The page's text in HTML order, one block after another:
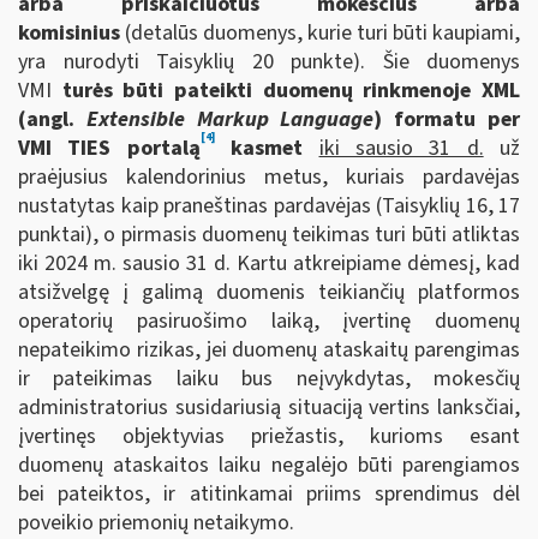
komisinius (detalūs duomenys, kurie turi būti kaupiami,
yra nurodyti Taisyklių 20 punkte). Šie duomenys
VMI turės būti pateikti duomenų rinkmenoje XML
(angl. Extensible Markup Language) formatu per
VMI TIES portalą[4]kasmetiki sausio 31 d.už
praėjusius kalendorinius metus, kuriais pardavėjas
nustatytas kaip praneštinas pardavėjas (Taisyklių 16, 17
punktai), o pirmasis duomenų teikimas turi būti atliktas
iki 2024 m. sausio 31 d. Kartu atkreipiame dėmesį, kad
atsižvelgę į galimą duomenis teikiančių platformos
operatorių pasiruošimo laiką, įvertinę duomenų
nepateikimo rizikas, jei duomenų ataskaitų parengimas
ir pateikimas laiku bus neįvykdytas, mokesčių
administratorius susidariusią situaciją vertins lanksčiai,
įvertinęs objektyvias priežastis, kurioms esant
duomenų ataskaitos laiku negalėjo būti parengiamos
bei pateiktos, ir atitinkamai priims sprendimus dėl
poveikio priemonių netaikymo.